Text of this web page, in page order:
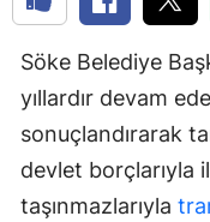
Söke Belediye
yıllardır devam
sonuçlandırarak
devlet borçlarıyla
taşınmazlarıyla